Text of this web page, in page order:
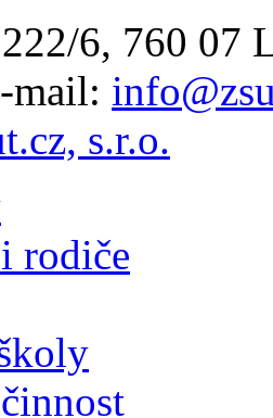
6, 760 07
mail:
s.r.o.
rodiče